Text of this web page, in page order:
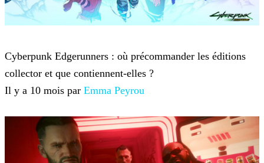
Cyberpunk Edgerunners : où précommander les éditions
collector et que contiennent-elles ?
Il y a 10 mois par Emma Peyrou